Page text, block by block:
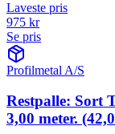
Laveste pris
975 kr
Se pris
Profilmetal A/S
Restpalle: Sort
3,00 meter.